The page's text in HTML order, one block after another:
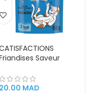
Saveur
Chaton (60 g)
20.00 MAD